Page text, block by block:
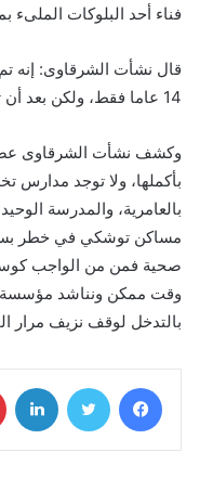
فناء أحد البلوكات الملىء
14 عاما فقط، ولكن بعد أن تهالكت بسبب العوامل الجوية وتركها سنوات دون ترميم.
وكشف نشأت الشرقاوى عضو
بأكملها، ولا توجد مدارس
بالعامرية، والمدرسة
مساكن توشكي في خطر
صحية فمن من الواجب
وقت ممكن ونناشد مؤسسة
بالتدخل لوقف نزيف مرار
فيسبوك تويتر